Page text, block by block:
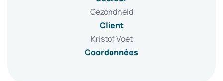
Gezondheid
Client
Kristof Voet
Coordonnées